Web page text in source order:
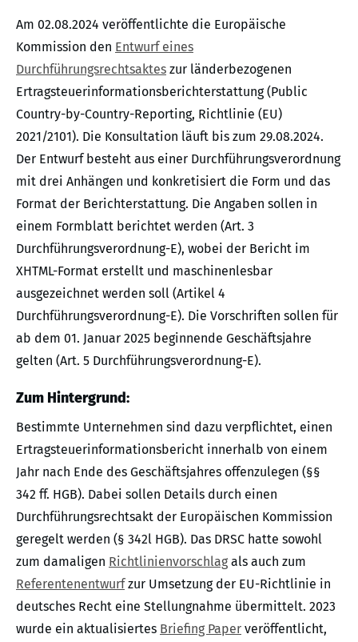
Am 02.08.2024 veröffentlichte die Europäische
Kommission den Entwurf eines
Durchführungsrechtsaktes zur länderbezogenen
Ertragsteuerinformationsberichterstattung (Public
Country-by-Country-Reporting, Richtlinie (EU)
2021/2101). Die Konsultation läuft bis zum 29.08.2024.
Der Entwurf besteht aus einer Durchführungsverordnung
mit drei Anhängen und konkretisiert die Form und das
Format der Berichterstattung. Die Angaben sollen in
einem Formblatt berichtet werden (Art. 3
Durchführungsverordnung-E), wobei der Bericht im
XHTML-Format erstellt und maschinenlesbar
ausgezeichnet werden soll (Artikel 4
Durchführungsverordnung-E). Die Vorschriften sollen für
ab dem 01. Januar 2025 beginnende Geschäftsjahre
gelten (Art. 5 Durchführungsverordnung-E).
Zum Hintergrund:
Bestimmte Unternehmen sind dazu verpflichtet, einen
Ertragsteuerinformationsbericht innerhalb von einem
Jahr nach Ende des Geschäftsjahres offenzulegen (§§
342 ff. HGB). Dabei sollen Details durch einen
Durchführungsrechtsakt der Europäischen Kommission
geregelt werden (§ 342l HGB). Das DRSC hatte sowohl
zum damaligen Richtlinienvorschlagals auch zum
Referentenentwurfzur Umsetzung der EU-Richtlinie in
deutsches Recht eine Stellungnahme übermittelt. 2023
wurde ein aktualisiertes Briefing Paper veröffentlicht,